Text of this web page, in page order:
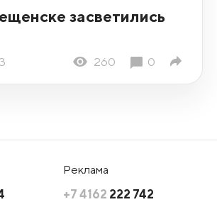
засветились
260 0
Реклама
+7 4162 222 742